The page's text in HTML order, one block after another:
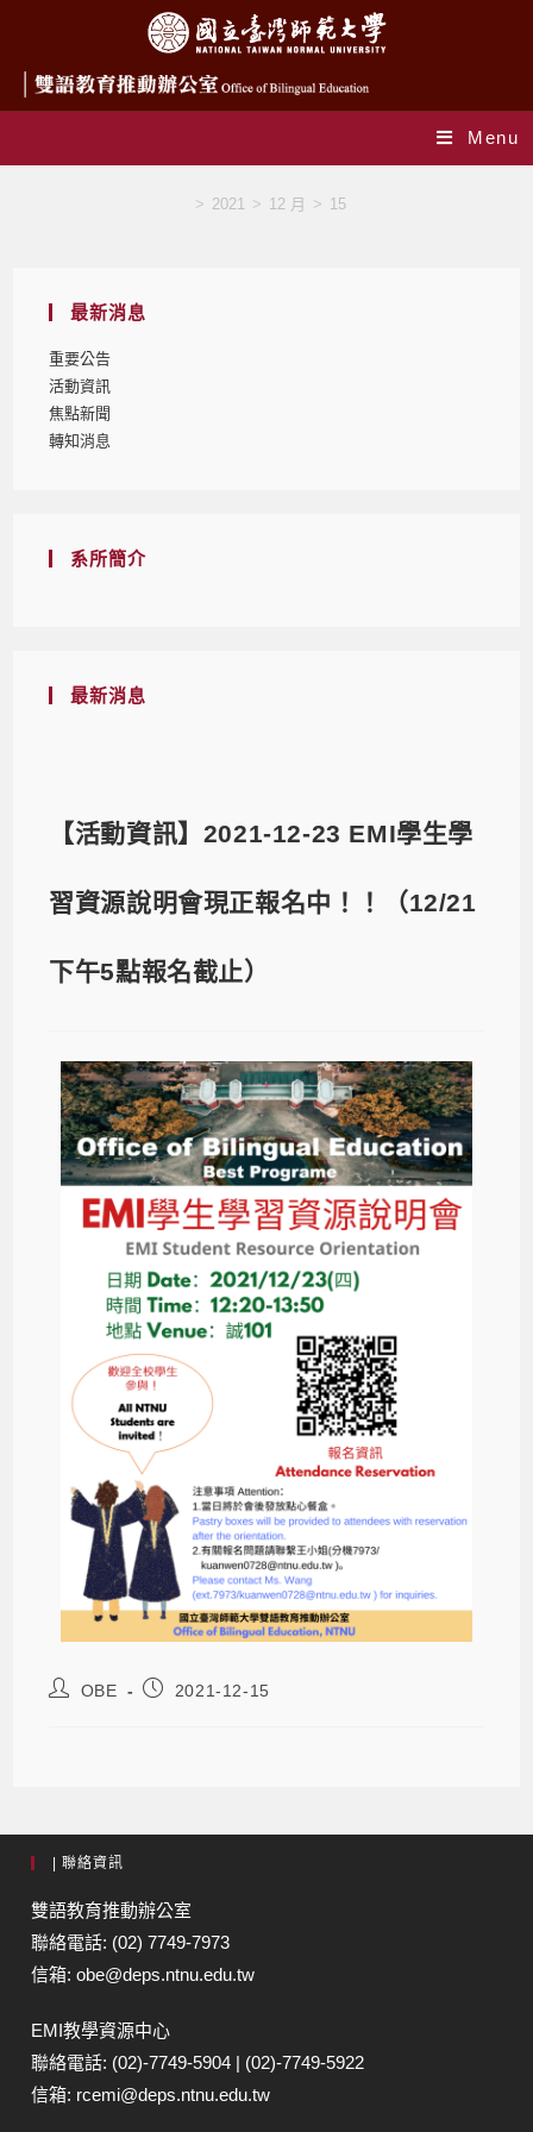
Menu
> 2021 > 12 月 > 15
最新消息
重要公告
活動資訊
焦點新聞
轉知消息
系所簡介
最新消息
【活動資訊】2021-12-23 EMI學生學
習資源說明會現正報名中！！（12/21
下午5點報名截止）
OBE 2021-12-15
| 聯絡資訊
雙語教育推動辦公室
聯絡電話: (02) 7749-7973
信箱: obe@deps.ntnu.edu.tw
EMI教學資源中心
聯絡電話: (02)-7749-5904 | (02)-7749-5922
信箱: rcemi@deps.ntnu.edu.tw